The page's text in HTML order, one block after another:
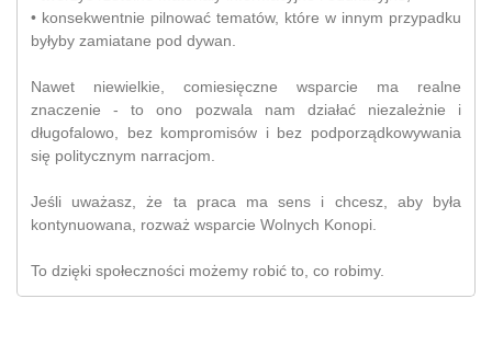
• konsekwentnie pilnować tematów, które w innym przypadku
byłyby zamiatane pod dywan.
Nawet niewielkie, comiesięczne wsparcie ma realne
znaczenie - to ono pozwala nam działać niezależnie i
długofalowo, bez kompromisów i bez podporządkowywania
się politycznym narracjom.
Jeśli uważasz, że ta praca ma sens i chcesz, aby była
kontynuowana, rozważ wsparcie Wolnych Konopi.
To dzięki społeczności możemy robić to, co robimy.